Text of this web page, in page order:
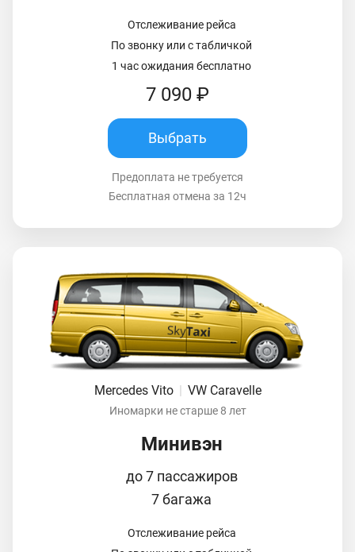
Отслеживание рейса
По звонку или с табличкой
1 час ожидания бесплатно
7 090 ₽
Выбрать
Предоплата не требуется
Бесплатная отмена за 12ч
Mercedes Vito VW Caravelle
Иномарки не старше 8 лет
Минивэн
до 7 пассажиров
7 багажа
Отслеживание рейса